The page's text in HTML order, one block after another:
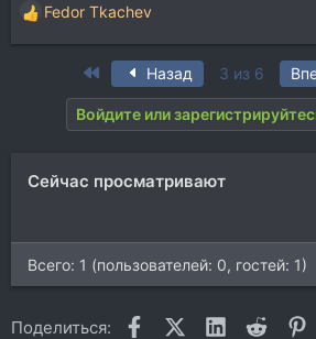
Р
е
Fedor Tkachev
First Назад 3 из 6
Войдите или
Сейчас просматривают
Всего: 1 (пользователей: 0, гостей: 1)
Поделиться: FacebookX (Twitter)
LinkedIn
Reddit